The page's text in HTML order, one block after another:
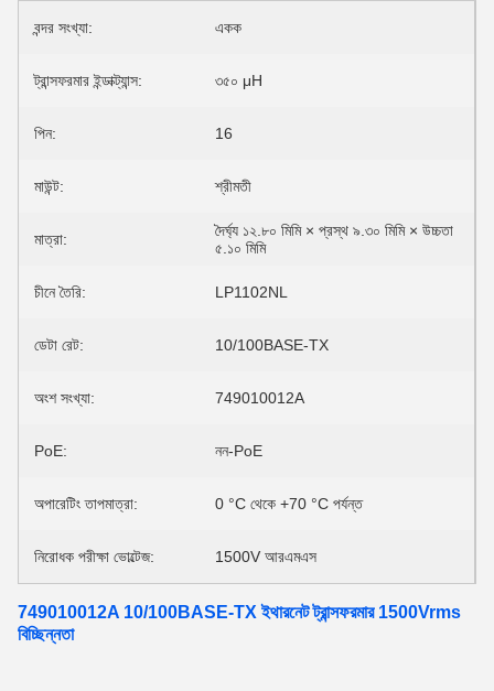
বন্দর সংখ্যা: একক
ট্রান্সফরমার ইন্ডাক্ট্যান্স: ৩৫০ μH
পিন: 16
মাউন্ট: শ্রীমতী
মাত্রা:
দৈর্ঘ্য ১২.৮০ মিমি × প্রস্থ ৯.৩০ মিমি × উচ্চতা
৫.১০ মিমি
চীনে তৈরি: LP1102NL
ডেটা রেট: 10/100BASE-TX
অংশ সংখ্যা: 749010012A
PoE: নন-PoE
অপারেটিং তাপমাত্রা: 0 °C থেকে +70 °C পর্যন্ত
নিরোধক পরীক্ষা ভোল্টেজ: 1500V আরএমএস
749010012A 10/100BASE-TX ইথারনেট ট্রান্সফরমার 1500Vrms
বিচ্ছিন্নতা